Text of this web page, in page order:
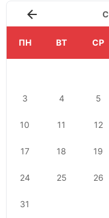
ПН ВТ СР
3 4 5
10 11 12
17 18 19
24 25 26
31